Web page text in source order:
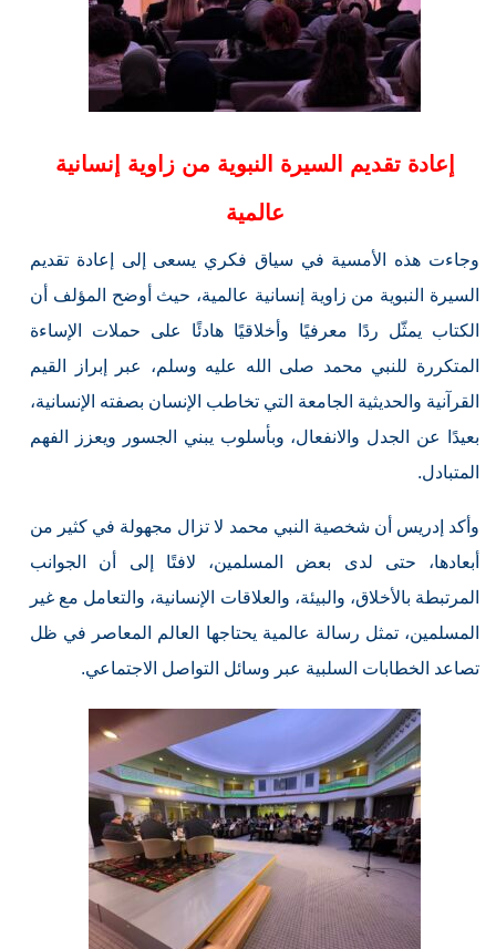
إعادة تقديم السيرة النبوية من زاوية إنسانية
عالمية
وجاءت هذه الأمسية في سياق فكري يسعى إلى إعادة تقديم
السيرة النبوية من زاوية إنسانية عالمية، حيث أوضح المؤلف أن
الكتاب يمثّل ردًا معرفيًا وأخلاقيًا هادئًا على حملات الإساءة
المتكررة للنبي محمد صلى الله عليه وسلم، عبر إبراز القيم
القرآنية والحديثية الجامعة التي تخاطب الإنسان بصفته الإنسانية،
بعيدًا عن الجدل والانفعال، وبأسلوب يبني الجسور ويعزز الفهم
المتبادل.
وأكد إدريس أن شخصية النبي محمد لا تزال مجهولة في كثير من
أبعادها، حتى لدى بعض المسلمين، لافتًا إلى أن الجوانب
المرتبطة بالأخلاق، والبيئة، والعلاقات الإنسانية، والتعامل مع غير
المسلمين، تمثل رسالة عالمية يحتاجها العالم المعاصر في ظل
تصاعد الخطابات السلبية عبر وسائل التواصل الاجتماعي.